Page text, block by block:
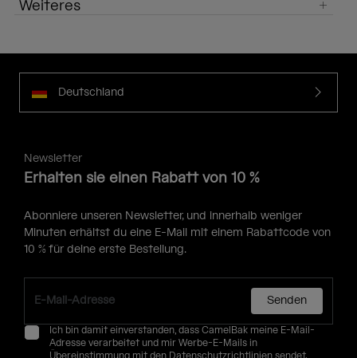
Weiteres
Deutschland
Newsletter
Erhalten sie einen Rabatt von 10 %
Abonniere unseren Newsletter, und innerhalb weniger
Minuten erhältst du eine E-Mail mit einem Rabattcode von
10 % für deine erste Bestellung.
Senden
Ich bin damit einverstanden, dass CamelBak meine E-Mail-
Adresse verarbeitet und mir Werbe-E-Mails in